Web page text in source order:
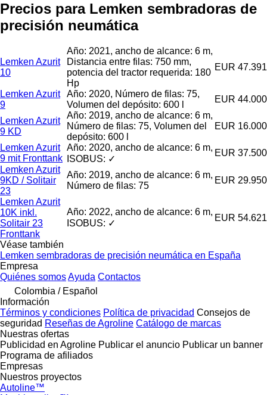
Precios para Lemken sembradoras de
precisión neumática
Lemken Azurit
10
Año: 2021, ancho de alcance: 6 m,
Distancia entre filas: 750 mm,
potencia del tractor requerida: 180
Hp
EUR 47.391
Lemken Azurit
9
Año: 2020, Número de filas: 75,
Volumen del depósito: 600 l
EUR 44.000
Lemken Azurit
9 KD
Año: 2019, ancho de alcance: 6 m,
Número de filas: 75, Volumen del
depósito: 600 l
EUR 16.000
Lemken Azurit
9 mit Fronttank
Año: 2020, ancho de alcance: 6 m,
ISOBUS: ✓
EUR 37.500
Lemken Azurit
9KD / Solitair
23
Año: 2019, ancho de alcance: 6 m,
Número de filas: 75
EUR 29.950
Lemken Azurit
10K inkl.
Solitair 23
Fronttank
Año: 2022, ancho de alcance: 6 m,
ISOBUS: ✓
EUR 54.621
Véase también
Lemken sembradoras de precisión neumática en España
Empresa
Quiénes somosAyuda Contactos
Colombia / Español
Información
Términos y condiciones Política de privacidad Consejos de
seguridad Reseñas de Agroline Catálogo de marcas
Nuestras ofertas
Publicidad en Agroline Publicar el anuncio Publicar un banner
Programa de afiliados
Empresas
Nuestros proyectos
Autoline™